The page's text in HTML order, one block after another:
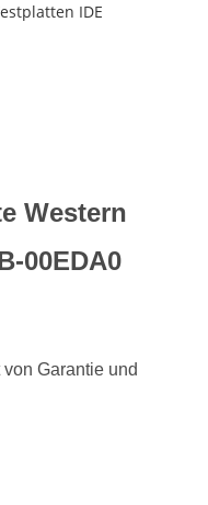
IDE
Western
00EDA0
von Garantie und